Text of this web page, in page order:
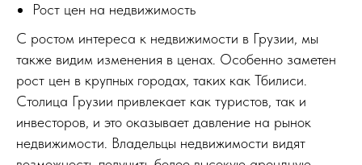
Рост цен на недвижимость
С ростом интереса к недвижимости в Грузии, мы
также видим изменения в ценах. Особенно заметен
рост цен в крупных городах, таких как Тбилиси.
Столица Грузии привлекает как туристов, так и
инвесторов, и это оказывает давление на рынок
недвижимости. Владельцы недвижимости видят